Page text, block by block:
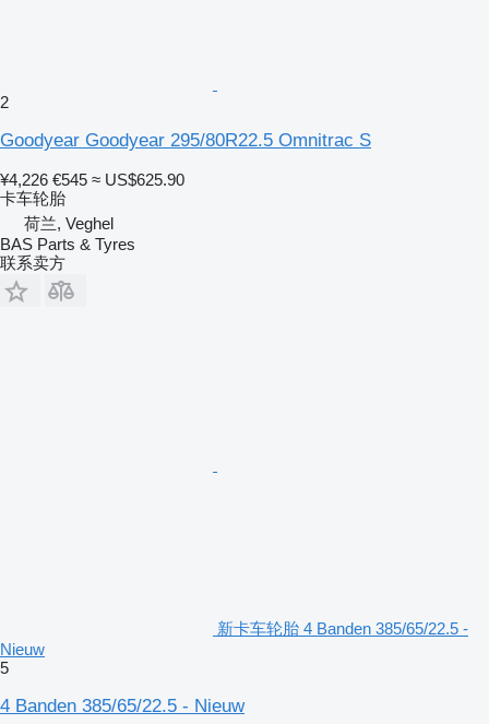
2
Goodyear Goodyear 295/80R22.5 Omnitrac S
¥4,226 €545 ≈ US$625.90
卡车轮胎
荷兰, Veghel
BAS Parts & Tyres
联系卖方
新卡车轮胎 4 Banden 385/65/22.5 -
Nieuw
5
4 Banden 385/65/22.5 - Nieuw